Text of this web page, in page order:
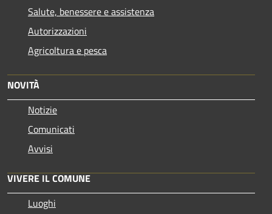
Salute, benessere e assistenza
Autorizzazioni
Agricoltura e pesca
NOVITÀ
Notizie
Comunicati
Avvisi
VIVERE IL COMUNE
Luoghi